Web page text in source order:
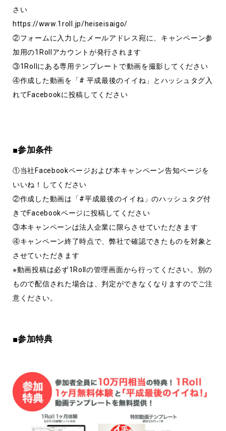
さい
https://www.1roll.jp/heiseisaigo/
②フォームに入力したメールアドレス宛に、キャンペーン参
加用の1Rollアカウントが発行されます
③1Rollにある専用テンプレートで動画を撮影してください
④作成した動画を「# 平成最後のイイね」とハッシュタグ入
れてFacebookに投稿してください
■参加条件
①当社Facebookページおよび本キャンペーン告知ページを
いいね！してください
②作成した動画は「#平成最後のイイね」のハッシュタグ付
きでFacebookページに投稿してください
③本キャンペーンは法人企業に限らさせていただきます
④キャンペーン終了時点で、弊社で確認できたものを対象と
させていただきます
※動画投稿は必ず1Rollの管理画面から行ってください。別の
もので配信された場合は、判定ができなくなりますのでご注
意ください。
■参加特典